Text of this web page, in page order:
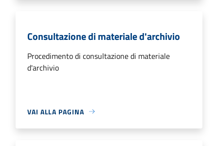
Consultazione di materiale d'archivio
Procedimento di consultazione di materiale
d'archivio
VAI ALLA PAGINA